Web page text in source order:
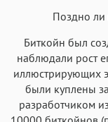
Аа
Roboto
Аа
Iowan
Поздно ли
Биткойн был
наблюдали рост
иллюстрирующих
были куплены
разработчиком